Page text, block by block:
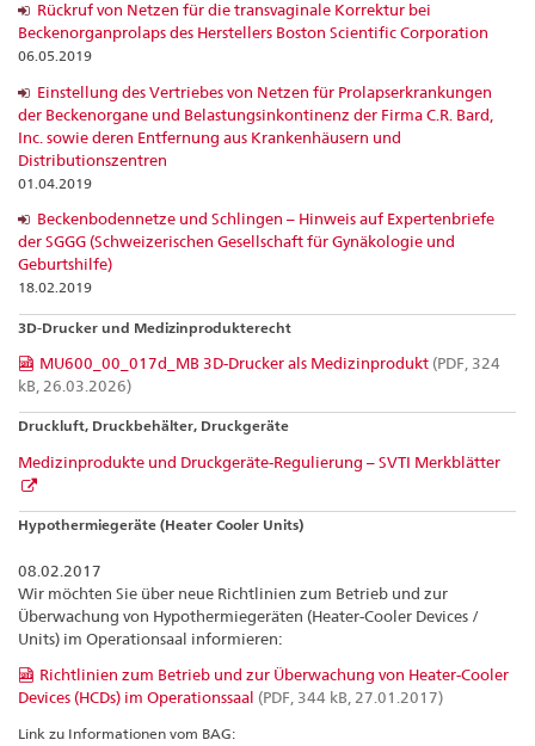
Rückruf von Netzen für die transvaginale Korrektur bei
Beckenorganprolaps des Herstellers Boston Scientific Corporation
06.05.2019
Einstellung des Vertriebes von Netzen für Prolapserkrankungen
der Beckenorgane und Belastungsinkontinenz der Firma C.R. Bard,
Inc. sowie deren Entfernung aus Krankenhäusern und
Distributionszentren
01.04.2019
Beckenbodennetze und Schlingen – Hinweis auf Expertenbriefe
der SGGG (Schweizerischen Gesellschaft für Gynäkologie und
Geburtshilfe)
18.02.2019
3D-Drucker und Medizinprodukterecht
MU600_00_017d_MB 3D-Drucker als Medizinprodukt (PDF, 324
kB, 26.03.2026)
Druckluft, Druckbehälter, Druckgeräte
Medizinprodukte und Druckgeräte-Regulierung – SVTI Merkblätter
Hypothermiegeräte (Heater Cooler Units)
08.02.2017
Wir möchten Sie über neue Richtlinien zum Betrieb und zur
Überwachung von Hypothermiegeräten (Heater-Cooler Devices /
Units) im Operationsaal informieren:
Richtlinien zum Betrieb und zur Überwachung von Heater-Cooler
Devices (HCDs) im Operationssaal (PDF, 344 kB, 27.01.2017)
Link zu Informationen vom BAG: